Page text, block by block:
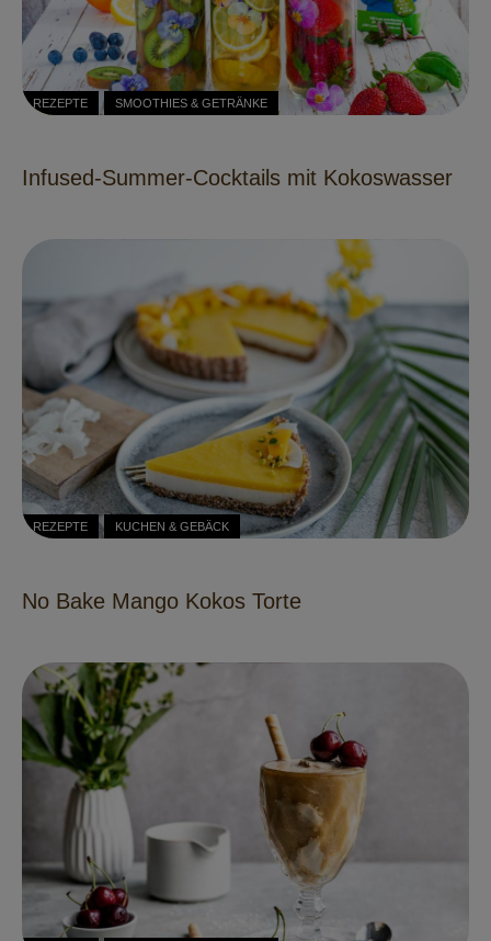
REZEPTE SMOOTHIES & GETRÄNKE
Infused-Summer-Cocktails mit Kokoswasser
REZEPTE KUCHEN & GEBÄCK
No Bake Mango Kokos Torte